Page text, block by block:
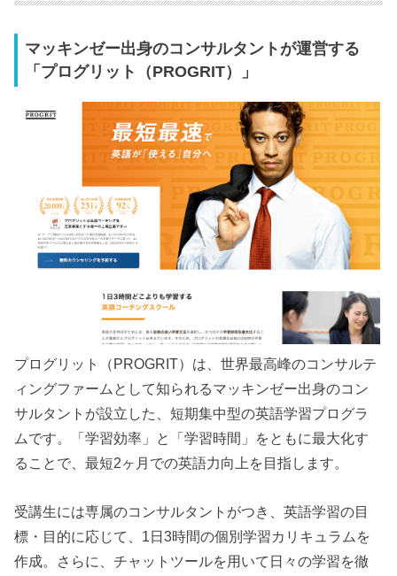
マッキンゼー出身のコンサルタントが運営する
「プログリット（PROGRIT）」
プログリット（PROGRIT）は、世界最高峰のコンサルテ
ィングファームとして知られるマッキンゼー出身のコン
サルタントが設立した、短期集中型の英語学習プログラ
ムです。「学習効率」と「学習時間」をともに最大化す
ることで、最短2ヶ月での英語力向上を目指します。
受講生には専属のコンサルタントがつき、英語学習の目
標・目的に応じて、1日3時間の個別学習カリキュラムを
作成。さらに、チャットツールを用いて日々の学習を徹